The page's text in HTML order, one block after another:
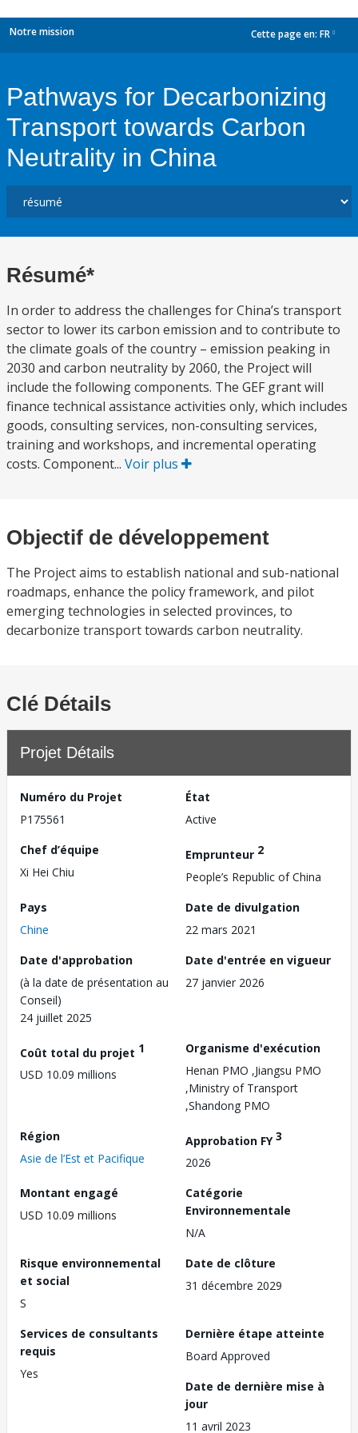
Notre mission Cette page en: FR
Pathways for Decarbonizing
Transport towards Carbon
Neutrality in China
Résumé*
In order to address the challenges for China’s transport
sector to lower its carbon emission and to contribute to
the climate goals of the country – emission peaking in
2030 and carbon neutrality by 2060, the Project will
include the following components. The GEF grant will
finance technical assistance activities only, which includes
goods, consulting services, non-consulting services,
training and workshops, and incremental operating
costs. Component... Voir plus
Objectif de développement
The Project aims to establish national and sub-national
roadmaps, enhance the policy framework, and pilot
emerging technologies in selected provinces, to
decarbonize transport towards carbon neutrality.
Clé Détails
Projet Détails
Numéro du Projet
P175561
État
Active
Chef d’équipe
Xi Hei Chiu
Emprunteur 2
People’s Republic of China
Pays
Chine
Date de divulgation
22 mars 2021
Date d'approbation
(à la date de présentation au
Conseil)
24 juillet 2025
Date d'entrée en vigueur
27 janvier 2026
Coût total du projet 1
USD 10.09 millions
Organisme d'exécution
Henan PMO ,Jiangsu PMO
,Ministry of Transport
,Shandong PMO
Région
Asie de l’Est et Pacifique
Approbation FY3
2026
Montant engagé
USD 10.09 millions
Catégorie
Environnementale
N/A
Risque environnemental
et social
S
Date de clôture
31 décembre 2029
Services de consultants
requis
Yes
Dernière étape atteinte
Board Approved
Date de dernière mise à
jour
11 avril 2023